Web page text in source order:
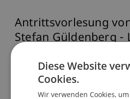
Antrittsvorlesung
Stefan Güldenberg -
Veranstaltungsdetails
Diese Website
Cookies.
Wir verwenden Cookies,